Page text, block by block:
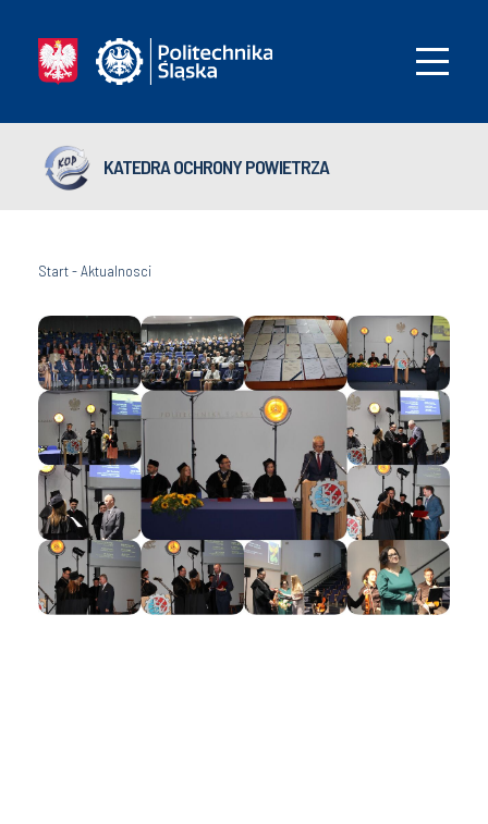
KATEDRA OCHRONY POWIETRZA
Start-Aktualnosci